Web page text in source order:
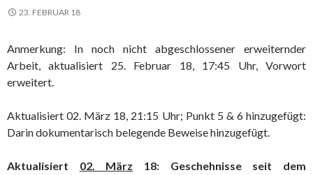
23. FEBRUAR 18
Anmerkung: In noch nicht abgeschlossener erweiternder
Arbeit, aktualisiert 25. Februar 18, 17:45 Uhr, Vorwort
erweitert.
Aktualisiert 02. März 18, 21:15 Uhr; Punkt 5 & 6 hinzugefügt:
Darin dokumentarisch belegende Beweise hinzugefügt.
Aktualisiert 02. März 18: Geschehnisse seit dem